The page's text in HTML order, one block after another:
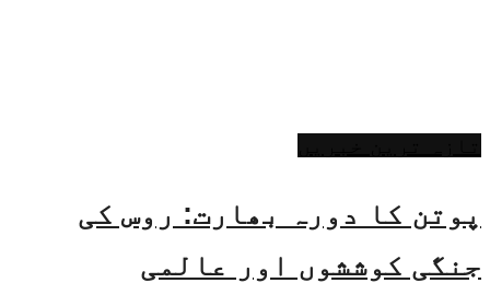
پوتن کا دورہ بھارت: روس کی
جنگی کوششوں اور عالمی